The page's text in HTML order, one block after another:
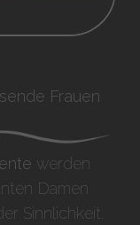
Frauen
werden
Damen
Sinnlichkeit.